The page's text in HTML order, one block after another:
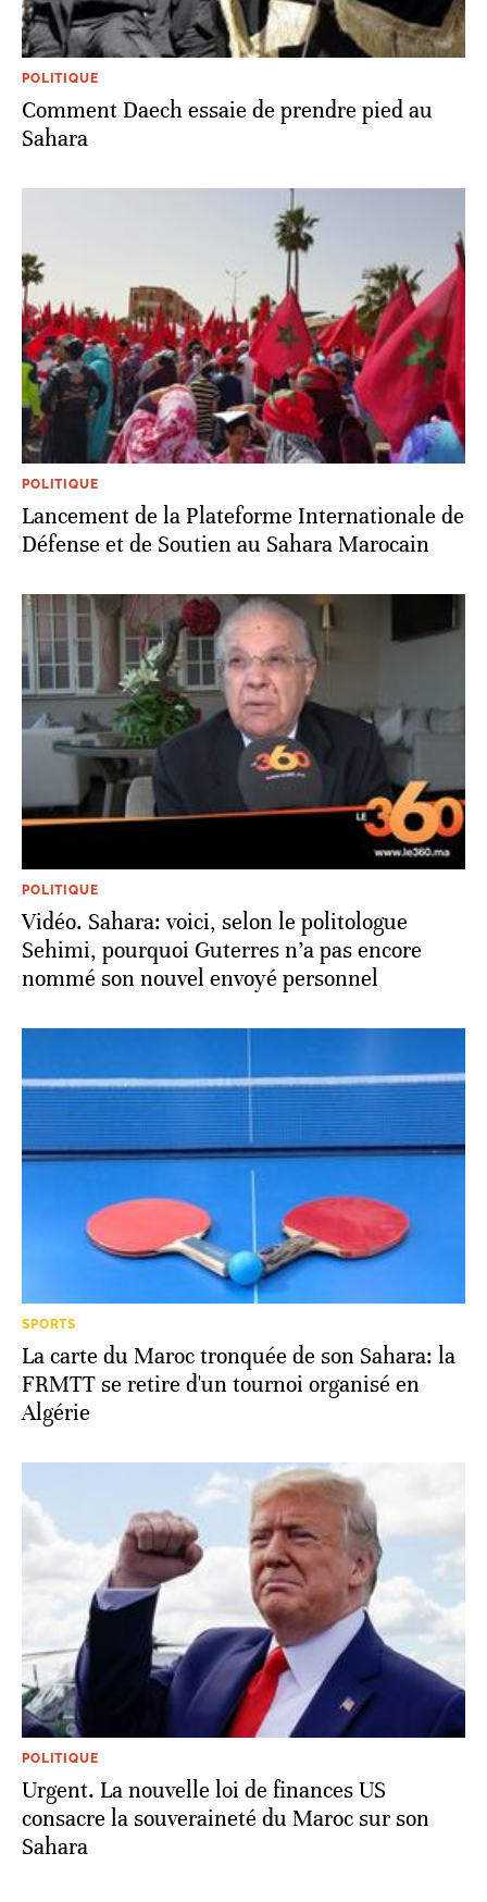
POLITIQUE
Comment Daech essaie de prendre pied au
Sahara
POLITIQUE
Lancement de la Plateforme Internationale de
Défense et de Soutien au Sahara Marocain
POLITIQUE
Vidéo. Sahara: voici, selon le politologue
Sehimi, pourquoi Guterres n’a pas encore
nommé son nouvel envoyé personnel
SPORTS
La carte du Maroc tronquée de son Sahara: la
FRMTT se retire d'un tournoi organisé en
Algérie
POLITIQUE
Urgent. La nouvelle loi de finances US
consacre la souveraineté du Maroc sur son
Sahara